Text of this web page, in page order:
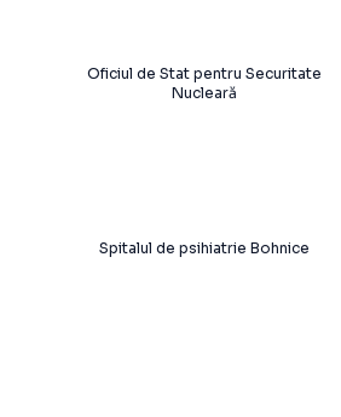
Oficiul de Stat pentru Securitate
Nucleară
Spitalul de psihiatrie Bohnice